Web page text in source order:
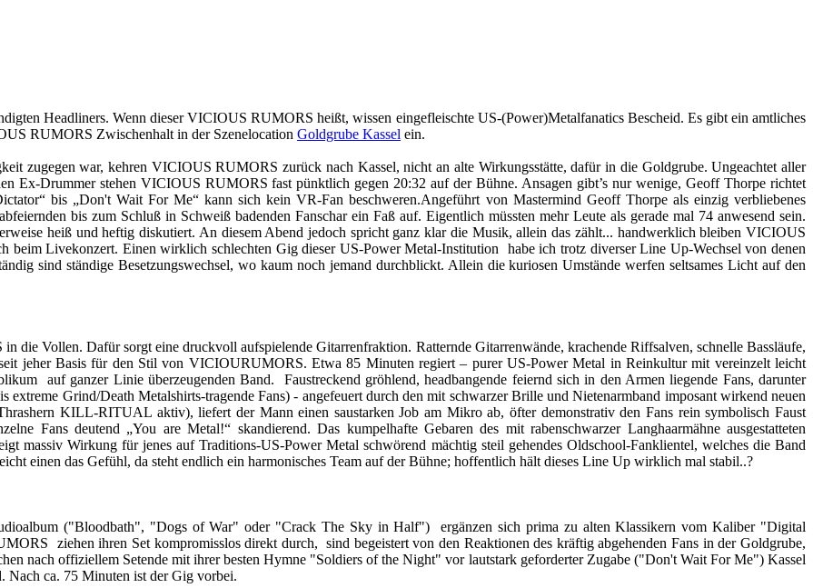
Headliners. Wenn dieser VICIOUS RUMORS heißt, wissen eingefleischte US-(Power)Metalfanatics Bescheid. Es gibt ein amtliches
RUMORS Zwischenhalt in der Szenelocation Goldgrube Kassel ein.
zugegen war, kehren VICIOUS RUMORS zurück nach Kassel, nicht an alte Wirkungsstätte, dafür in die Goldgrube. Ungeachtet aller
Ex-Drummer stehen VICIOUS RUMORS fast pünktlich gegen 20:32 auf der Bühne. Ansagen gibt’s nur wenige, Geoff Thorpe richtet
bis „Don't Wait For Me“ kann sich kein VR-Fan beschweren.Angeführt von Mastermind Geoff Thorpe als einzig verbliebenes
bis zum Schluß in Schweiß badenden Fanschar ein Faß auf. Eigentlich müssten mehr Leute als gerade mal 74 anwesend sein.
heiß und heftig diskutiert. An diesem Abend jedoch spricht ganz klar die Musik, allein das zählt... handwerklich bleiben VICIOUS
Livekonzert. Einen wirklich schlechten Gig dieser US-Power Metal-Institution habe ich trotz diverser Line Up-Wechsel von denen
sind ständige Besetzungswechsel, wo kaum noch jemand durchblickt. Allein die kuriosen Umstände werfen seltsames Licht auf den
Vollen. Dafür sorgt eine druckvoll aufspielende Gitarrenfraktion. Ratternde Gitarrenwände, krachende Riffsalven, schnelle Bassläufe,
jeher Basis für den Stil von VICIOURUMORS. Etwa 85 Minuten regiert – purer US-Power Metal in Reinkultur mit vereinzelt leicht
auf ganzer Linie überzeugenden Band. Faustreckend gröhlend, headbangende feiernd sich in den Armen liegende Fans, darunter
Grind/Death Metalshirts-tragende Fans) - angefeuert durch den mit schwarzer Brille und Nietenarmband imposant wirkend neuen
KILL-RITUAL aktiv), liefert der Mann einen saustarken Job am Mikro ab, öfter demonstrativ den Fans rein symbolisch Faust
Fans deutend „You are Metal!“ skandierend. Das kumpelhafte Gebaren des mit rabenschwarzer Langhaarmähne ausgestatteten
massiv Wirkung für jenes auf Traditions-US-Power Metal schwörend mächtig steil gehendes Oldschool-Fanklientel, welches die Band
einen das Gefühl, da steht endlich ein harmonisches Team auf der Bühne; hoffentlich hält dieses Line Up wirklich mal stabil..?
("Bloodbath", "Dogs of War" oder "Crack The Sky in Half") ergänzen sich prima zu alten Klassikern vom Kaliber "Digital
ziehen ihren Set kompromisslos direkt durch, sind begeistert von den Reaktionen des kräftig abgehenden Fans in der Goldgrube,
nach offiziellem Setende mit ihrer besten Hymne "Soldiers of the Night" vor lautstark geforderter Zugabe ("Don't Wait For Me") Kassel
Nach ca. 75 Minuten ist der Gig vorbei.